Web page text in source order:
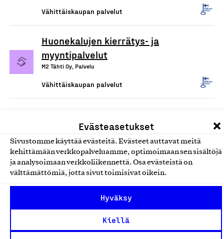
Evästeasetukset
Sivustomme käyttää evästeitä. Evästeet auttavat meitä
kehittämään verkkopalveluamme, optimoimaan sen sisältöjä
ja analysoimaan verkkoliikennettä. Osa evästeistä on
välttämättömiä, jotta sivut toimisivat oikein.
Hyväksy
Kiellä
Vähittäiskaupan palvelut
Huonekalujen kierrätys- ja
myyntipalvelut
M2 Tähti Oy, Palvelu
Vähittäiskaupan palvelut
Olemme jäsentemme omistama puolueeton,
Jäseninämme on koko suomalaisen yhteiskunnan kirjo